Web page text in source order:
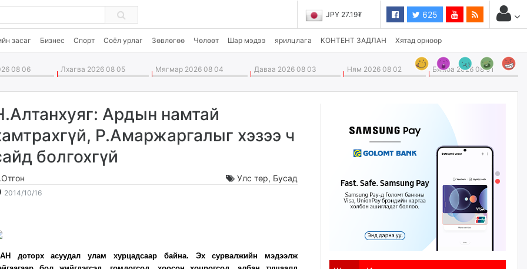
JPY 27.19₮ 625
засаг Бизнес Спорт Соёл урлаг Зөвлөгөө Чөлөөт Шар мэдээ ярилцлага КОНТЕНТ ЗАДЛАН Хятад орноор
08 06 Лхагва 2026 08 05 Мягмар 2026 08 04 Даваа 2026 08 03 Ням 2026 08 02 Бямба 2026 08 01
Ардын намтай
Р.Амаржаргалыг хэзээ ч
болгохгүй
Улс төр, Бусад
2014/10/162014-
2026-
АН доторх асуудал улам хурцадсаар байна. Эх сурвалжийн мэдээлж